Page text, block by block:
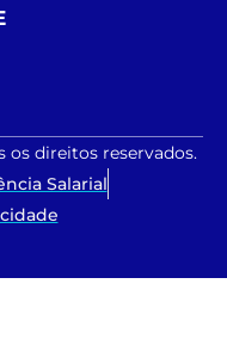
os direitos reservados.
Salarial